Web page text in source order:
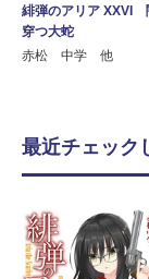
緋弾のアリア XXVI
穿つ大蛇
赤松 中学 他
最近チェック